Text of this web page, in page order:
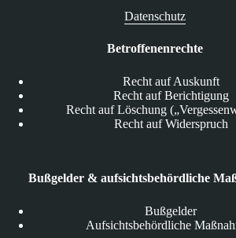
Datenschutz
Betroffenenrechte
Recht auf Auskunft
Recht auf Berichtigung
Recht auf Löschung
Recht auf Widerspruch
Bußgelder & aufsichtsbehördliche
Bußgelder
Aufsichtsbehördliche